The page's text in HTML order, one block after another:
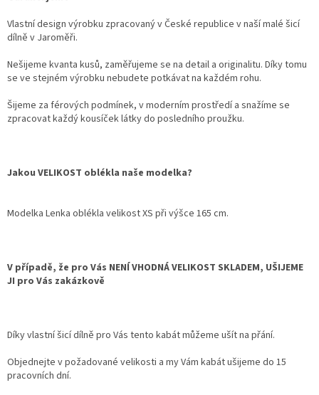
Vlastní design výrobku zpracovaný v České republice v naší malé šicí
dílně v Jaroměři.
Nešijeme kvanta kusů, zaměřujeme se na detail a originalitu. Díky tomu
se ve stejném výrobku nebudete potkávat na každém rohu.
Šijeme za férových podmínek, v moderním prostředí a snažíme se
zpracovat každý kousíček látky do posledního proužku.
Jakou VELIKOST oblékla naše modelka?
Modelka Lenka oblékla velikost XS při výšce 165 cm.
V případě, že pro Vás NENÍ VHODNÁ VELIKOST SKLADEM, UŠIJEME
JI pro Vás zakázkově
Díky vlastní šicí dílně pro Vás tento kabát můžeme ušít na přání.
Objednejte v požadované velikosti a my Vám kabát ušijeme do 15
pracovních dní.